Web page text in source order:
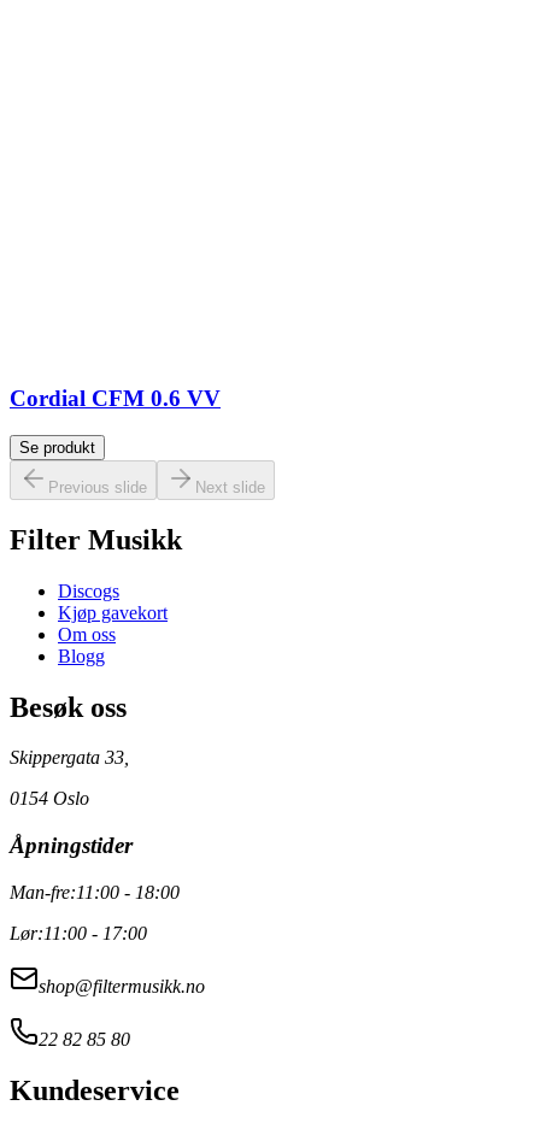
Cordial CFM 0.6 VV
Se produkt
Previous slide Next slide
Filter Musikk
Discogs
Kjøp gavekort
Om oss
Blogg
Besøk oss
Skippergata 33,
0154 Oslo
Åpningstider
Man-fre:11:00 - 18:00
Lør:11:00 - 17:00
shop@filtermusikk.no
22 82 85 80
Kundeservice